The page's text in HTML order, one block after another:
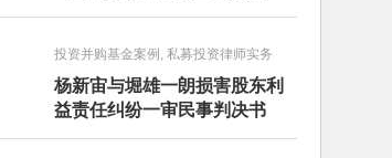
例》
投资并购基金案例, 私募投资律师实务
杨新宙与堀雄一朗损害股东利
益责任纠纷一审民事判决书